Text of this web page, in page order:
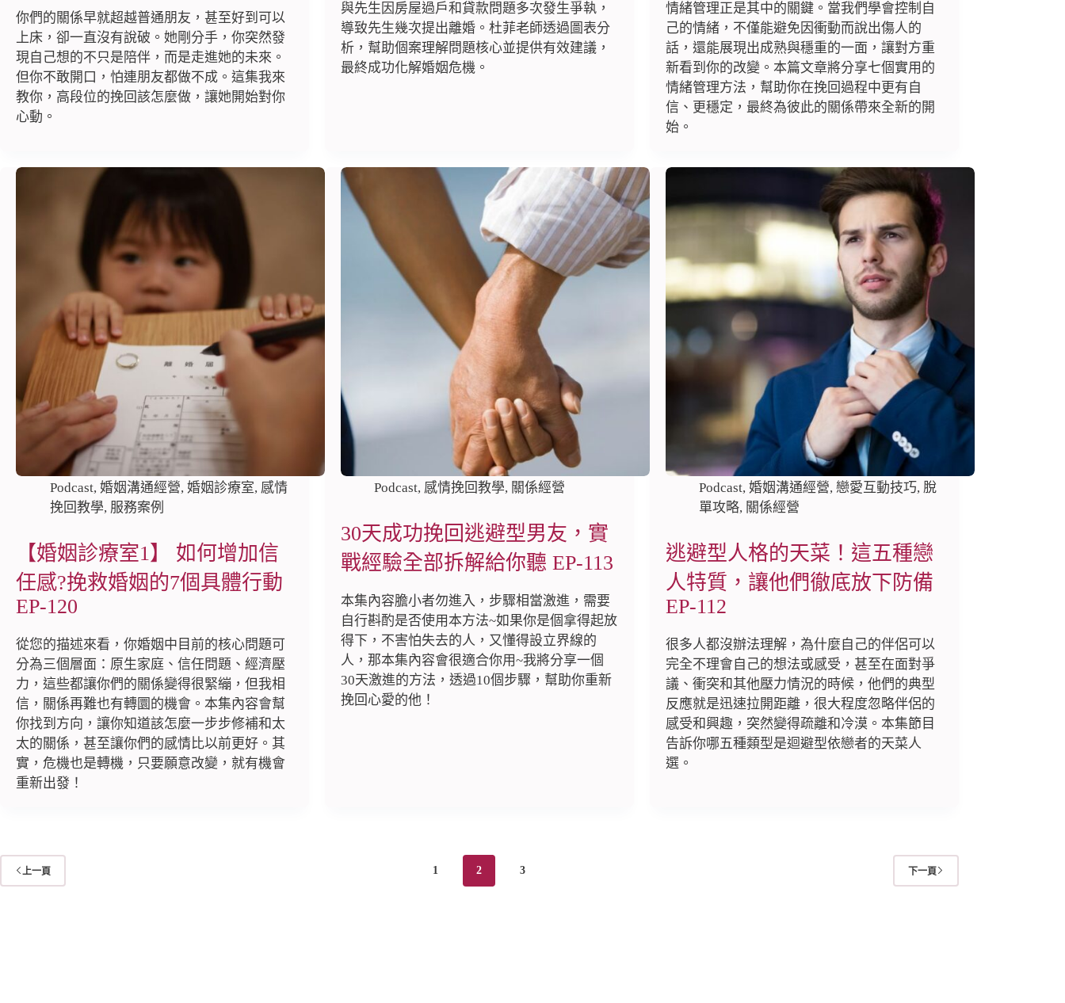
你們的關係早就超越普通朋友，甚至好到可以
上床，卻一直沒有說破。她剛分手，你突然發
現自己想的不只是陪伴，而是走進她的未來。
但你不敢開口，怕連朋友都做不成。這集我來
教你，高段位的挽回該怎麼做，讓她開始對你
心動。
與先生因房屋過戶和貸款問題多次發生爭執，
導致先生幾次提出離婚。杜菲老師透過圖表分
析，幫助個案理解問題核心並提供有效建議，
最終成功化解婚姻危機。
情緒管理正是其中的關鍵。當我們學會控制自
己的情緒，不僅能避免因衝動而說出傷人的
話，還能展現出成熟與穩重的一面，讓對方重
新看到你的改變。本篇文章將分享七個實用的
情緒管理方法，幫助你在挽回過程中更有自
信、更穩定，最終為彼此的關係帶來全新的開
始。
Podcast, 婚姻溝通經營, 婚姻診療室, 感情
挽回教學, 服務案例
【婚姻診療室1】 如何增加信
任感?挽救婚姻的7個具體行動
EP-120
從您的描述來看，你婚姻中目前的核心問題可
分為三個層面：原生家庭、信任問題、經濟壓
力，這些都讓你們的關係變得很緊繃，但我相
信，關係再難也有轉圜的機會。本集內容會幫
你找到方向，讓你知道該怎麼一步步修補和太
太的關係，甚至讓你們的感情比以前更好。其
實，危機也是轉機，只要願意改變，就有機會
重新出發！
Podcast, 感情挽回教學, 關係經營
30天成功挽回逃避型男友，實
戰經驗全部拆解給你聽 EP-113
本集內容膽小者勿進入，步驟相當激進，需要
自行斟酌是否使用本方法~如果你是個拿得起放
得下，不害怕失去的人，又懂得設立界線的
人，那本集內容會很適合你用~我將分享一個
30天激進的方法，透過10個步驟，幫助你重新
挽回心愛的他！
Podcast,婚姻溝通經營,戀愛互動技巧, 脫
單攻略, 關係經營
逃避型人格的天菜！這五種戀
人特質，讓他們徹底放下防備
EP-112
很多人都沒辦法理解，為什麼自己的伴侶可以
完全不理會自己的想法或感受，甚至在面對爭
議、衝突和其他壓力情況的時候，他們的典型
反應就是迅速拉開距離，很大程度忽略伴侶的
感受和興趣，突然變得疏離和冷漠。本集節目
告訴你哪五種類型是迴避型依戀者的天菜人
選。
上一頁 1 2 3 下一頁